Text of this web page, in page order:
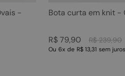
-
Bota curta em knit -
R$ 239,90
R$ 79,90
Ou 6x de R$ 13,31 sem juros